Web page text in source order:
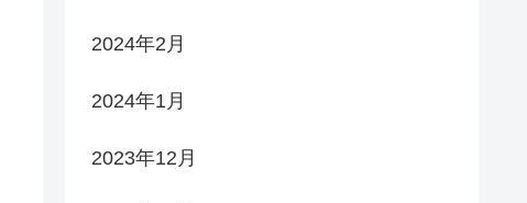
2024年2月
2024年1月
2023年12月